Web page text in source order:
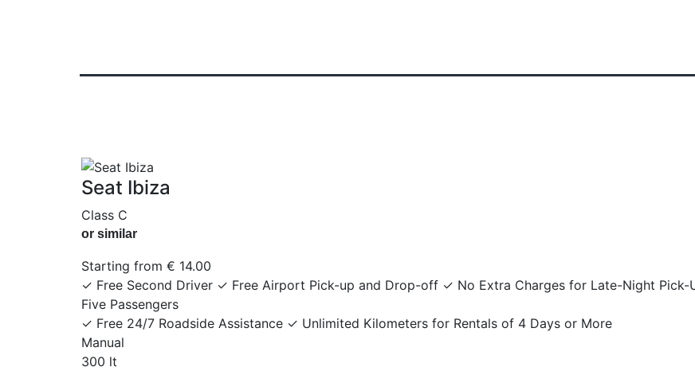
Seat Ibiza
Class C
or similar
Starting from € 14.00
✓ Free Second Driver ✓ Free Airport Pick-up and Drop-off ✓ No Extra Charges for Late-Night Pick-
Five Passengers
✓ Free 24/7 Roadside Assistance ✓ Unlimited Kilometers for Rentals of 4 Days or More
Manual
300 lt